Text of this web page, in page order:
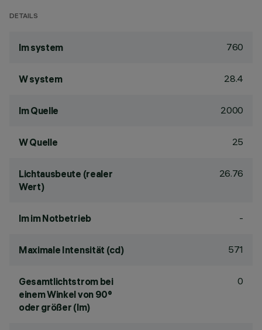
DETAILS
lm system 760
W system 28.4
lm Quelle 2000
W Quelle 25
Lichtausbeute (realer
Wert)
26.76
lm im Notbetrieb -
Maximale Intensität (cd) 571
Gesamtlichtstrom bei
einem Winkel von 90°
oder größer (lm)
0